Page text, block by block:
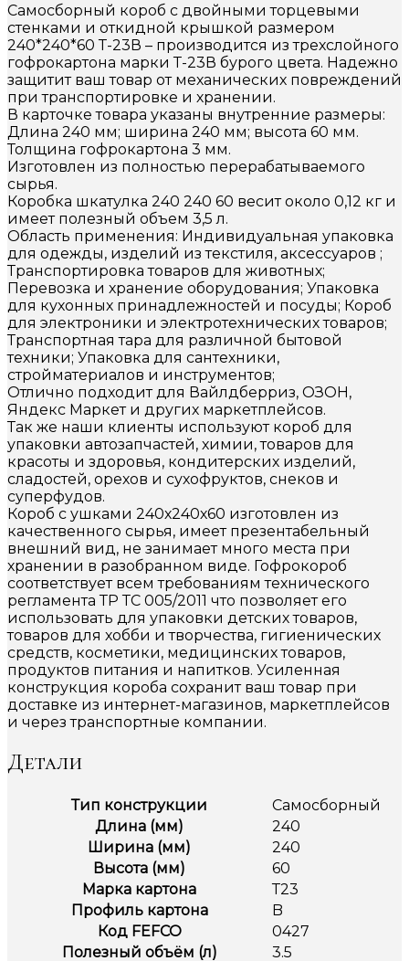
Самосборный короб с двойными торцевыми
стенками и откидной крышкой размером
240*240*60 Т-23В – производится из трехслойного
гофрокартона марки Т-23В бурого цвета. Надежно
защитит ваш товар от механических повреждений
при транспортировке и хранении.
В карточке товара указаны внутренние размеры:
Длина 240 мм; ширина 240 мм; высота 60 мм.
Толщина гофрокартона 3 мм.
Изготовлен из полностью перерабатываемого
сырья.
Коробка шкатулка 240 240 60 весит около 0,12 кг и
имеет полезный объем 3,5 л.
Область применения: Индивидуальная упаковка
для одежды, изделий из текстиля, аксессуаров ;
Транспортировка товаров для животных;
Перевозка и хранение оборудования; Упаковка
для кухонных принадлежностей и посуды; Короб
для электроники и электротехнических товаров;
Транспортная тара для различной бытовой
техники; Упаковка для сантехники,
стройматериалов и инструментов;
Отлично подходит для Вайлдберриз, ОЗОН,
Яндекс Маркет и других маркетплейсов.
Так же наши клиенты используют короб для
упаковки автозапчастей, химии, товаров для
красоты и здоровья, кондитерских изделий,
сладостей, орехов и сухофруктов, снеков и
суперфудов.
Короб с ушками 240х240х60 изготовлен из
качественного сырья, имеет презентабельный
внешний вид, не занимает много места при
хранении в разобранном виде. Гофрокороб
соответствует всем требованиям технического
регламента ТР ТС 005/2011 что позволяет его
использовать для упаковки детских товаров,
товаров для хобби и творчества, гигиенических
средств, косметики, медицинских товаров,
продуктов питания и напитков. Усиленная
конструкция короба сохранит ваш товар при
доставке из интернет-магазинов, маркетплейсов
и через транспортные компании.
Детали
Тип конструкции
Самосборный
Длина (мм)
240
Ширина (мм)
240
Высота (мм)
60
Марка картона
Т23
Профиль картона
B
Код FEFCO
0427
Полезный объём (л)
3.5